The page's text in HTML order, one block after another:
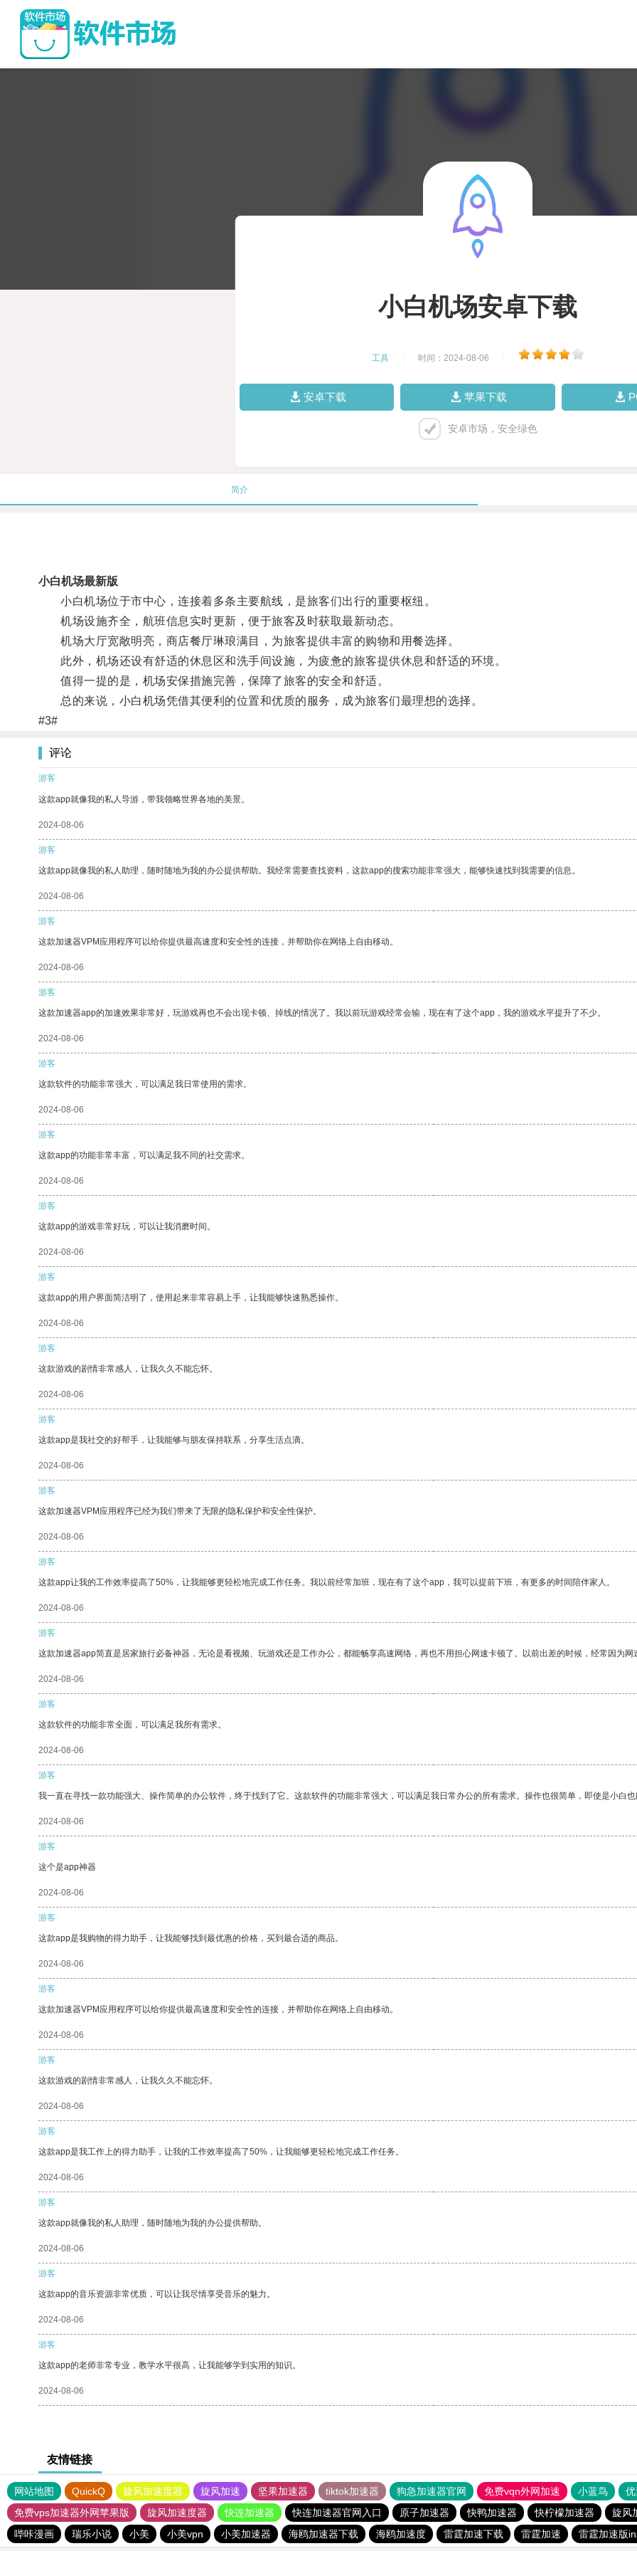
小白机场安卓下载
工具 时间：2024-08-06
安卓下载 苹果下载
安卓市场，安全绿色
简介
小白机场最新版
小白机场位于市中心，连接着多条主要航线，是旅客们出行的重要枢纽。
机场设施齐全，航班信息实时更新，便于旅客及时获取最新动态。
机场大厅宽敞明亮，商店餐厅琳琅满目，为旅客提供丰富的购物和用餐选择。
此外，机场还设有舒适的休息区和洗手间设施，为疲惫的旅客提供休息和舒适的环境。
值得一提的是，机场安保措施完善，保障了旅客的安全和舒适。
总的来说，小白机场凭借其便利的位置和优质的服务，成为旅客们最理想的选择。
#3#
评论
游客
这款app就像我的私人导游，带我领略世界各地的美景。
2024-08-06
游客
这款app就像我的私人助理，随时随地为我的办公提供帮助。我经常需要查找资料，这款app的搜索功能非常强大，能够快速找到我需要的信息。
2024-08-06
游客
这款加速器VPM应用程序可以给你提供最高速度和安全性的连接，并帮助你在网络上自由移动。
2024-08-06
游客
这款加速器app的加速效果非常好，玩游戏再也不会出现卡顿、掉线的情况了。我以前玩游戏经常会输，现在有了这个app，我的游戏水平提升了不少。
2024-08-06
游客
这款软件的功能非常强大，可以满足我日常使用的需求。
2024-08-06
游客
这款app的功能非常丰富，可以满足我不同的社交需求。
2024-08-06
游客
这款app的游戏非常好玩，可以让我消磨时间。
2024-08-06
游客
这款app的用户界面简洁明了，使用起来非常容易上手，让我能够快速熟悉操作。
2024-08-06
游客
这款游戏的剧情非常感人，让我久久不能忘怀。
2024-08-06
游客
这款app是我社交的好帮手，让我能够与朋友保持联系，分享生活点滴。
2024-08-06
游客
这款加速器VPM应用程序已经为我们带来了无限的隐私保护和安全性保护。
2024-08-06
游客
这款app让我的工作效率提高了50%，让我能够更轻松地完成工作任务。我以前经常加班，现在有了这个app，我可以提前下班，有更多的时间陪伴家人。
2024-08-06
游客
这款加速器app简直是居家旅行必备神器，无论是看视频、玩游戏还是工作办公，都能畅享高速网络，再也不用担心网速卡顿了。以前出差的时候，经常因为
2024-08-06
游客
这款软件的功能非常全面，可以满足我所有需求。
2024-08-06
游客
我一直在寻找一款功能强大、操作简单的办公软件，终于找到了它。这款软件的功能非常强大，可以满足我日常办公的所有需求。操作也很简单，即使是小白也
2024-08-06
游客
这个是app神器
2024-08-06
游客
这款app是我购物的得力助手，让我能够找到最优惠的价格，买到最合适的商品。
2024-08-06
游客
这款加速器VPM应用程序可以给你提供最高速度和安全性的连接，并帮助你在网络上自由移动。
2024-08-06
游客
这款游戏的剧情非常感人，让我久久不能忘怀。
2024-08-06
游客
这款app是我工作上的得力助手，让我的工作效率提高了50%，让我能够更轻松地完成工作任务。
2024-08-06
游客
这款app就像我的私人助理，随时随地为我的办公提供帮助。
2024-08-06
游客
这款app的音乐资源非常优质，可以让我尽情享受音乐的魅力。
2024-08-06
游客
这款app的老师非常专业，教学水平很高，让我能够学到实用的知识。
2024-08-06
友情链接
网站地图 QuickQ 旋风加速度器 旋风加速 坚果加速器 tiktok加速器 狗急加速器官网 免费vqn外网加速 小蓝鸟
免费vps加速器外网苹果版
旋风加速度器 快连加速器 快连加速器官网入口 原子加速器 快鸭加速器 快柠檬加速器 旋风
哔咔漫画
瑞乐小说 小美 小美vpn 小美加速器 海鸥加速器下载 海鸥加速度 雷霆加速下载 雷霆加速 雷霆加速版